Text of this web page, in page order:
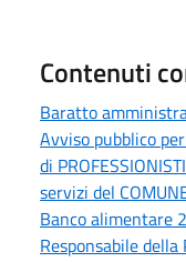
Contenuti
Baratto
Avviso pubblico
di
servizi del
Banco alimentare
Responsabile